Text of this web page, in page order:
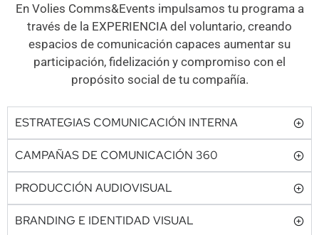
En Volies Comms&Events impulsamos tu programa a
través de la EXPERIENCIA del voluntario, creando
espacios de comunicación capaces aumentar su
participación, fidelización y compromiso con el
propósito social de tu compañía.
ESTRATEGIAS COMUNICACIÓN INTERNA
CAMPAÑAS DE COMUNICACIÓN 360
PRODUCCIÓN AUDIOVISUAL
BRANDING E IDENTIDAD VISUAL